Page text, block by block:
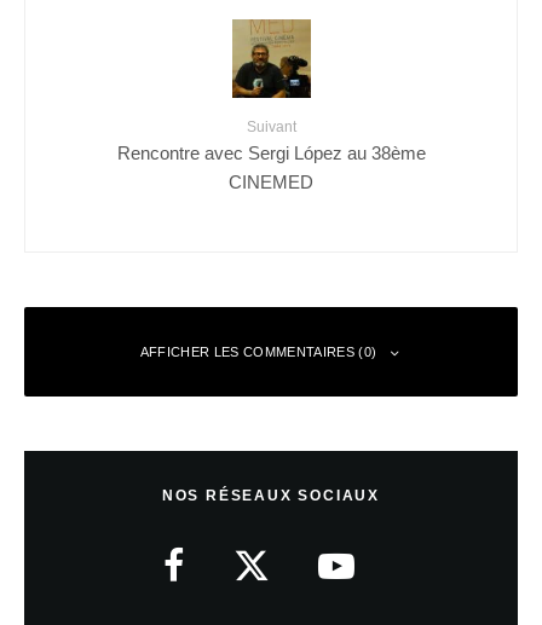
Suivant
Rencontre avec Sergi López au 38ème
CINEMED
AFFICHER LES COMMENTAIRES (0)
NOS RÉSEAUX SOCIAUX